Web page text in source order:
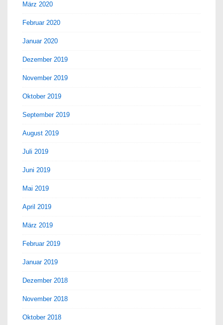
März 2020
Februar 2020
Januar 2020
Dezember 2019
November 2019
Oktober 2019
September 2019
August 2019
Juli 2019
Juni 2019
Mai 2019
April 2019
März 2019
Februar 2019
Januar 2019
Dezember 2018
November 2018
Oktober 2018